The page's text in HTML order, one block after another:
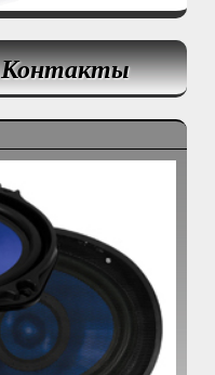
Контакты